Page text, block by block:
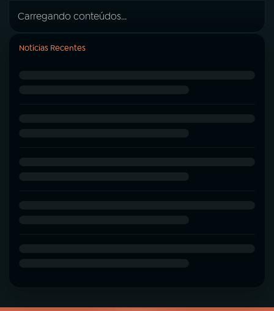
Carregando conteúdos...
Notícias Recentes